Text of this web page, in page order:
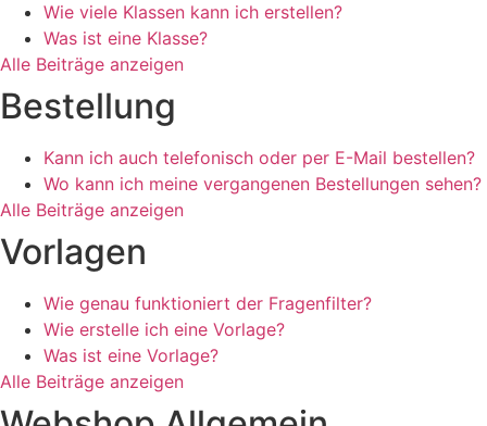
Wie viele Klassen kann ich erstellen?
Was ist eine Klasse?
Alle Beiträge anzeigen
Bestellung
Kann ich auch telefonisch oder per E-Mail bestellen?
Wo kann ich meine vergangenen Bestellungen sehen?
Alle Beiträge anzeigen
Vorlagen
Wie genau funktioniert der Fragenfilter?
Wie erstelle ich eine Vorlage?
Was ist eine Vorlage?
Alle Beiträge anzeigen